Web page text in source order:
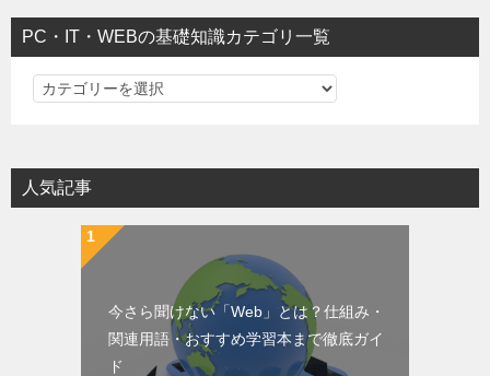
PC・IT・WEBの基礎知識カテゴリ一覧
PC・IT・WEBの基礎知識カテゴリ一覧
人気記事
今さら聞けない「Web」とは？仕組み・
関連用語・おすすめ学習本まで徹底ガイ
ド